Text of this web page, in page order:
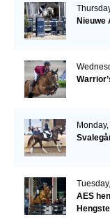
Nieuwe
AES